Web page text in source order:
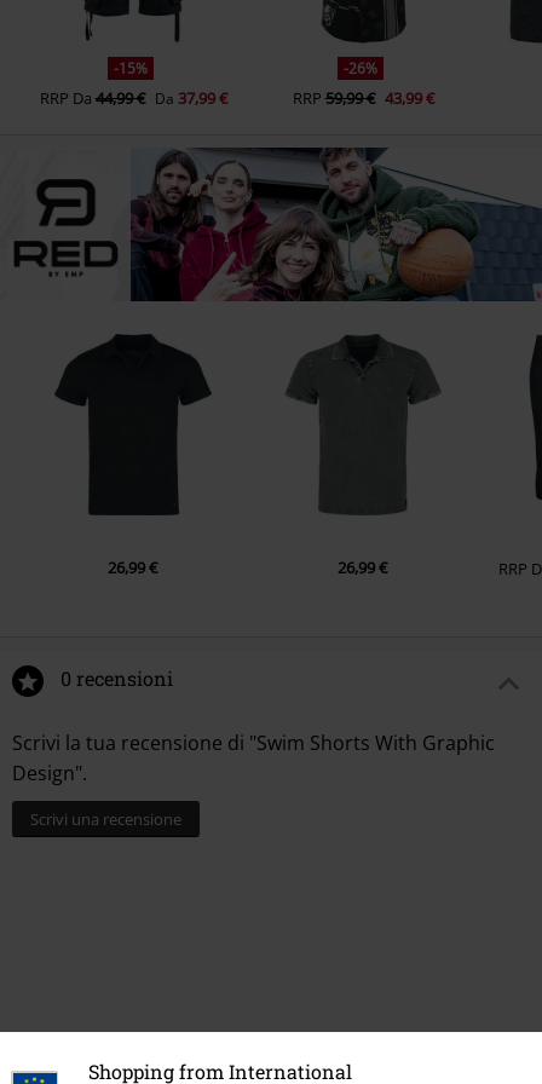
Shopping from International
-15%
RRP Da44,99 € Da 37,99 €
-26%
RRP59,99 € 43,99 €
26,99 € 26,99 € RRP
0 recensioni
Scrivi la tua recensione di "Swim Shorts With Graphic
Design".
Scrivi una recensione